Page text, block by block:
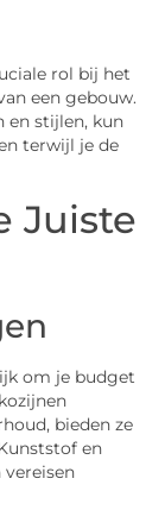
rol bij het
een gebouw.
en stijlen, kun
terwijl je de
Juiste
om je budget
bieden ze
en